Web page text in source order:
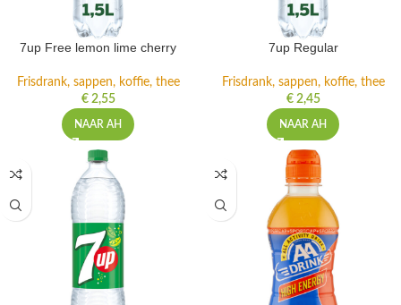
7up Free lemon lime cherry
Frisdrank, sappen, koffie, thee
€2,55
NAAR AH
7up Regular
Frisdrank, sappen, koffie, thee
€2,45
NAAR AH